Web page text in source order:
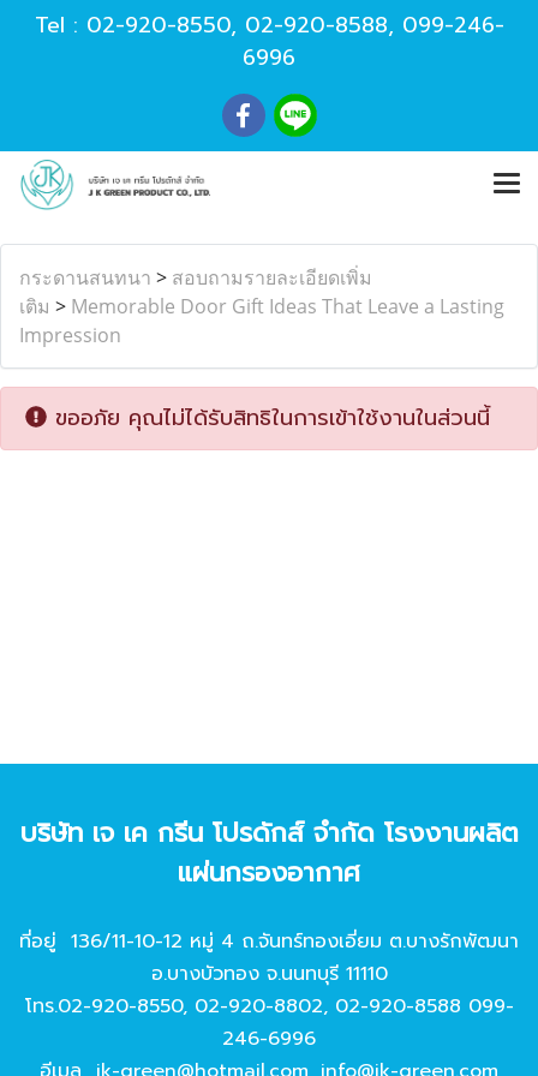
Tel : 02-920-8550, 02-920-8588, 099-246-
6996
กระดานสนทนา > สอบถามรายละเอียดเพิ่ม
เติม > Memorable Door Gift Ideas That Leave a Lasting
Impression
ขออภัย คุณไม่ได้รับสิทธิในการเข้าใช้งานในส่วนนี้
บริษัท เจ เค กรีน โปรดักส์ จํากัด โรงงานผลิต
แผ่นกรองอากาศ
ที่อยู่ 136/11-10-12 หมู่ 4 ถ.จันทร์ทองเอี่ยม ต.บางรักพัฒนา
อ.บางบัวทอง จ.นนทบุรี 11110
โทร.02-920-8550, 02-920-8802, 02-920-8588 099-
246-6996